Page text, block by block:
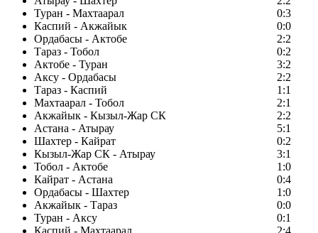
Туран - Махтаарал
0:3
Каспий - Акжайык
0:0
Ордабасы - Актобе
2:2
Тараз - Тобол
0:2
Актобе - Туран
3:2
Аксу - Ордабасы
2:2
Тараз - Каспий
1:1
Махтаарал - Тобол
2:1
Акжайык - Кызыл-Жар СК
2:2
Астана - Атырау
5:1
Шахтер - Кайрат
0:2
Кызыл-Жар СК - Атырау
3:1
Тобол - Актобе
1:0
Кайрат - Астана
0:4
Ордабасы - Шахтер
1:0
Акжайык - Тараз
0:0
Туран - Аксу
0:1